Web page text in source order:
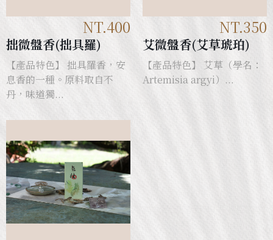
NT.400
拙微盤香(拙具羅)
【產品特色】 拙具羅香，安
息香的一種。原料取自不
丹，味道獨...
NT.350
艾微盤香(艾草琥珀)
【產品特色】 艾草（學名：
Artemisia argyi）...